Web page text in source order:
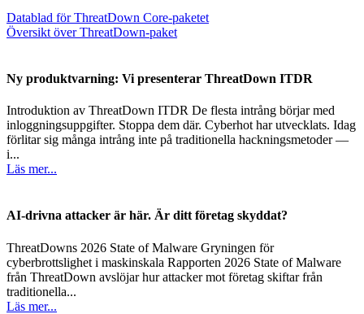
Datablad för ThreatDown Core-paketet
Översikt över ThreatDown-paket
Ny produktvarning: Vi presenterar ThreatDown ITDR
Introduktion av ThreatDown ITDR De flesta intrång börjar med
inloggningsuppgifter. Stoppa dem där. Cyberhot har utvecklats. Idag
förlitar sig många intrång inte på traditionella hackningsmetoder —
i...
Läs mer...
AI-drivna attacker är här. Är ditt företag skyddat?
ThreatDowns 2026 State of Malware Gryningen för
cyberbrottslighet i maskinskala Rapporten 2026 State of Malware
från ThreatDown avslöjar hur attacker mot företag skiftar från
traditionella...
Läs mer...